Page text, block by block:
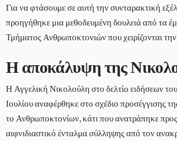
Για να φτάσουμε σε αυτή την συνταρακτική
προηγήθηκε μια μεθοδευμένη δουλειά από τα
Τμήματος Ανθρωποκτονιών που χειρίζονται
Η αποκάλυψη της
Η Αγγελική Νικολούλη στο δελτίο ειδήσεων
Ιουλίου αναφέρθηκε στο σχέδιο προσέγγισης
το Ανθρωποκτονίων, κάτι που ανατράπηκε
αιφνιδιαστικό ένταλμα σύλληψης από τον